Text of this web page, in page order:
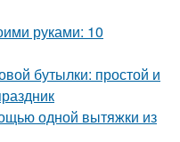
руками: 10
бутылки: простой и
одной вытяжки из